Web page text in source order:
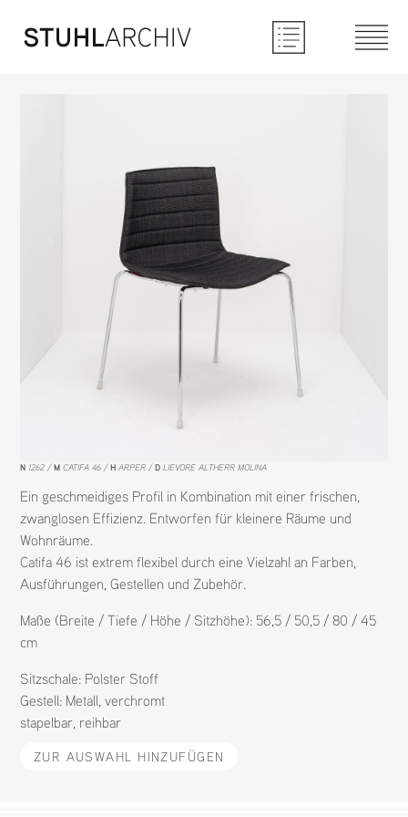
N 1262 M CATIFA 46 H ARPER D LIEVORE ALTHERR MOLINA
Ein geschmeidiges Profil in Kombination mit einer frischen,
zwanglosen Effizienz. Entworfen für kleinere Räume und
Wohnräume.
Catifa 46 ist extrem flexibel durch eine Vielzahl an Farben,
Ausführungen, Gestellen und Zubehör.
Maße (Breite / Tiefe / Höhe / Sitzhöhe): 56,5 / 50,5 / 80 / 45
cm
Sitzschale: Polster Stoff
Gestell: Metall,verchromt
stapelbar, reihbar